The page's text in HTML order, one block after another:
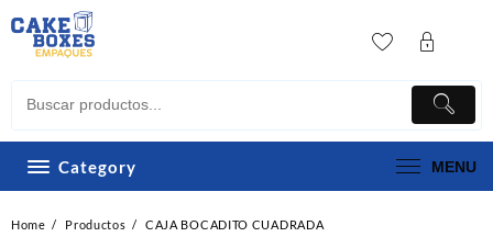
to
content
Category MENU
Home Productos CAJA BOCADITO CUADRADA